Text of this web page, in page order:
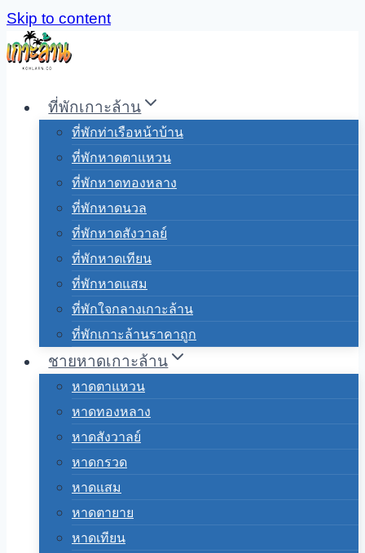
Skip to content
ที่พักเกาะล้าน
ที่พักท่าเรือหน้าบ้าน
ที่พักหาดตาแหวน
ที่พักหาดทองหลาง
ที่พักหาดนวล
ที่พักหาดสังวาลย์
ที่พักหาดเทียน
ที่พักหาดแสม
ที่พักใจกลางเกาะล้าน
ที่พักเกาะล้านราคาถูก
ชายหาดเกาะล้าน
หาดตาแหวน
หาดทองหลาง
หาดสังวาลย์
หาดกรวด
หาดแสม
หาดตายาย
หาดเทียน